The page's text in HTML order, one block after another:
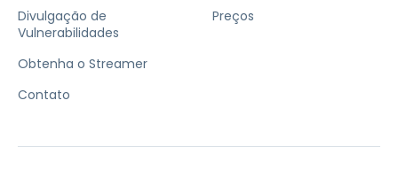
Divulgação de
Vulnerabilidades
Obtenha o Streamer
Contato
Preços